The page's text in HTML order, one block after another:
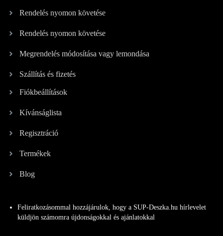
Rendelés nyomon követése
Rendelés nyomon követése
Megrendelés módosítása vagy lemondása
Szállítás és fizetés
Fiókbeállítások
Kívánságlista
Regisztráció
Termékek
Blog
Feliratkozásommal hozzájárulok, hogy a SUP-Deszka.hu hírlevelet
küldjön számomra újdonságokkal és ajánlatokkal